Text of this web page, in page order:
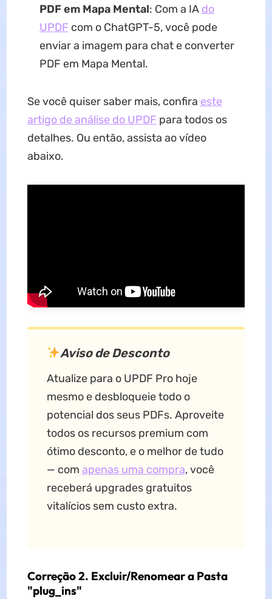
PDF em Mapa Mental: Com a IA do
UPDF com o ChatGPT-5, você pode
enviar a imagem para chat e converter
PDF em Mapa Mental.
Se você quiser saber mais, confira este
artigo de análise do UPDF para todos os
detalhes. Ou então, assista ao vídeo
abaixo.
Aviso de Desconto
Atualize para o UPDF Pro hoje
mesmo e desbloqueie todo o
potencial dos seus PDFs. Aproveite
todos os recursos premium com
ótimo desconto, e o melhor de tudo
— com apenas uma compra, você
receberá upgrades gratuitos
vitalícios sem custo extra.
Correção 2. Excluir/Renomear a Pasta
"plug_ins"